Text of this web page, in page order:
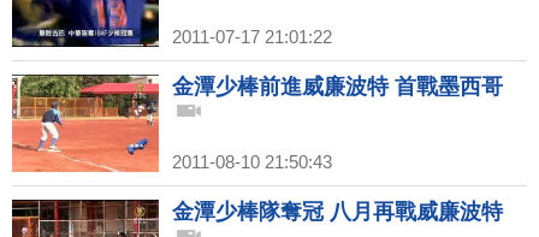
2011-07-17 21:01:22
金潭少棒前進威廉波特 首戰墨西哥
2011-08-10 21:50:43
金潭少棒隊奪冠 八月再戰威廉波特